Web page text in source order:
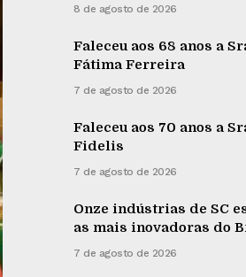
8 de agosto de 2026
Faleceu aos 68 anos a
Fátima Ferreira
7 de agosto de 2026
Faleceu aos 70 anos a
Fidelis
7 de agosto de 2026
Onze indústrias de SC
as mais inovadoras do
7 de agosto de 2026